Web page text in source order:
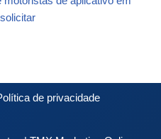
de privacidade